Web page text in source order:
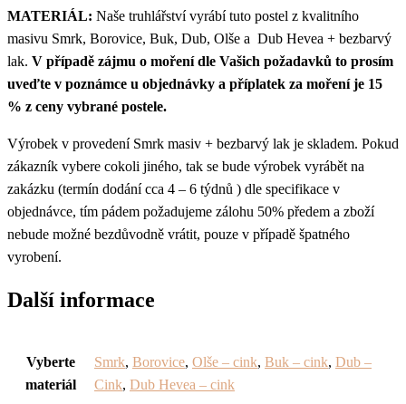
MATERIÁL: Naše truhlářství vyrábí tuto postel z kvalitního
masivu Smrk, Borovice, Buk, Dub, Olše a Dub Hevea + bezbarvý
lak. V případě zájmu o moření dle Vašich požadavků to prosím
uveďte v poznámce u objednávky a příplatek za moření je 15
% z ceny vybrané postele.
Výrobek v provedení Smrk masiv + bezbarvý lak je skladem. Pokud
zákazník vybere cokoli jiného, tak se bude výrobek vyrábět na
zakázku (termín dodání cca 4 – 6 týdnů ) dle specifikace v
objednávce, tím pádem požadujeme zálohu 50% předem a zboží
nebude možné bezdůvodně vrátit, pouze v případě špatného
vyrobení.
Další informace
Vyberte
materiál
Smrk, Borovice, Olše – cink, Buk – cink, Dub –
Cink, Dub Hevea – cink